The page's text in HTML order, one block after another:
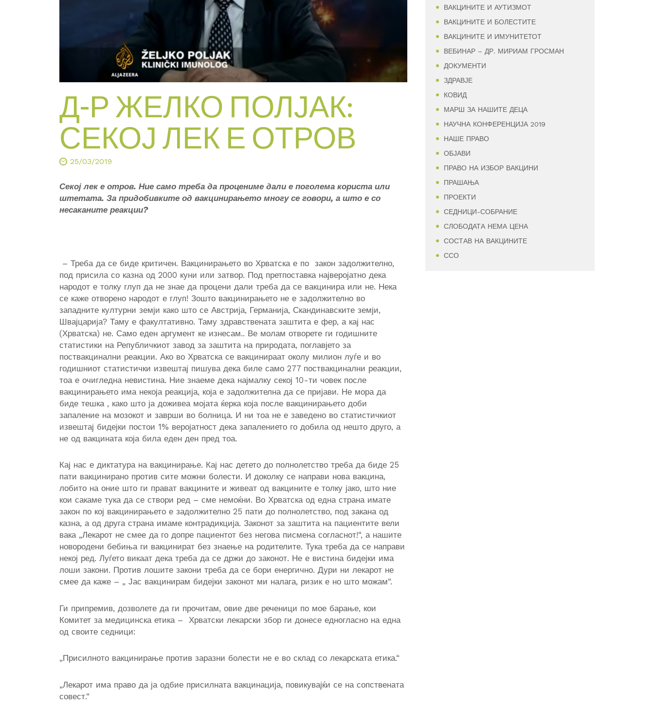
Д-Р ЖЕЛКО ПОЛЈАК:
СЕКОЈ ЛЕК Е ОТРОВ
25/03/2019
Секој лек е отров. Ние само треба да процениме дали е поголема користа или
штетата. За придобивките од вакцинирањето многу се говори, а што е со
несаканите реакции?
– Треба да се биде критичен. Вакцинирањето во Хрватска е по закон задолжително,
под присила со казна од 2000 куни или затвор. Под претпоставка најверојатно дека
народот е толку глуп да не знае да процени дали треба да се вакцинира или не. Нека
се каже отворено народот е глуп! Зошто вакцинирањето не е задолжително во
западните културни земји како што се Австрија, Германија, Скандинавските земји,
Швајцарија? Таму е факултативно. Таму здравствената заштита е фер, а кај нас
(Хрватска) не. Само еден аргумент ке изнесам.. Ве молам отворете ги годишните
статистики на Републичкиот завод за заштита на природата, поглавјето за
поствакцинални реакции. Ако во Хрватска се вакцинираат околу милион луѓе и во
годишниот статистички извештај пишува дека биле само 277 поствакцинални реакции,
тоа е очигледна невистина. Ние знаеме дека најмалку секој 10-ти човек после
вакцинирањето има некоја реакција, која е задолжителна да се пријави. Не мора да
биде тешка , како што ја доживеа мојата ќерка која после вакцинирањето доби
запаление на мозокот и заврши во болница. И ни тоа не е заведено во статистичкиот
извештај бидејки постои 1% веројатност дека запалението го добила од нешто друго, а
не од вакцината која била еден ден пред тоа.
Кај нас е диктатура на вакцинирање. Кај нас детето до полнолетство треба да биде 25
пати вакцинирано против сите можни болести. И доколку се направи нова вакцина,
лобито на оние што ги прават вакцините и живеат од вакцините е толку јако, што ние
кои сакаме тука да се створи ред – сме немоќни. Во Хрватска од една страна имате
закон по кој вакцинирањето е задолжително 25 пати до полнолетство, под закана од
казна, а од друга страна имаме контрадикција. Законот за заштита на пациентите вели
вака „Лекарот не смее да го допре пациентот без негова писмена согласнот!“, а нашите
новородени бебиња ги вакцинират без знаење на родителите. Тука треба да се направи
некој ред. Луѓето викаат дека треба да се држи до законот. Не е вистина бидејки има
лоши закони. Против лошите закони треба да се бори енергично. Дури ни лекарот не
смее да каже – „ Јас вакцинирам бидејки законот ми налага, ризик е но што можам“.
Ги припремив, дозволете да ги прочитам, овие две реченици по мое барање, кои
Комитет за медицинска етика –
Хрватски лекарски збор ги донесе едногласно на една
од своите седници:
„Присилното вакцинирање против заразни болести не е во склад со лекарската етика.“
„Лекарот има право да ја одбие присилната вакцинација, повикувајќи се на сопствената
совест.“
ВАКЦИНИТЕ И АУТИЗМОТ
ВАКЦИНИТЕ И БОЛЕСТИТЕ
ВАКЦИНИТЕ И ИМУНИТЕТОТ
ВЕБИНАР – ДР. МИРИАМ ГРОСМАН
ДОКУМЕНТИ
ЗДРАВЈЕ
КОВИД
МАРШ ЗА НАШИТЕ ДЕЦА
НАУЧНА КОНФЕРЕНЦИЈА 2019
НАШЕ ПРАВО
ОБЈАВИ
ПРАВО НА ИЗБОР ВАКЦИНИ
ПРАШАЊА
ПРОЕКТИ
СЕДНИЦИ-СОБРАНИЕ
СЛОБОДАТА НЕМА ЦЕНА
СОСТАВ НА ВАКЦИНИТЕ
ССО